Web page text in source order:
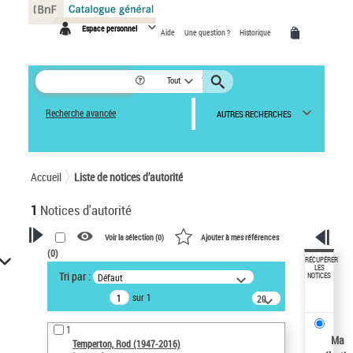
Espace personnel Aide Une question ? Historique
Tout
Recherche avancée AUTRES RECHERCHES
Accueil Liste de notices d’autorité
1 Notices d'autorité
VOTRE RECHERCHE
Recherche avancée dans les
notices d’autorité
Œuvres liées à l'auteur :
Temperton, Rod (1947-2016)
Voir la sélection (0) Ajouter à mes références
(0)
Tri par : Défaut
sur 1
20
résultats/page
1
Temperton, Rod (1947-2016)
RÉCUPÉRER
LES
NOTICES
Ma
Panneau de gestion des cookies